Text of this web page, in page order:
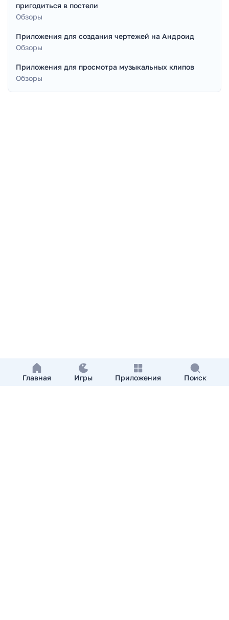
Главная Игры Приложения Поиск
пригодиться в постели
Обзоры
Приложения для создания чертежей на Андроид
Обзоры
Приложения для просмотра музыкальных клипов
Обзоры